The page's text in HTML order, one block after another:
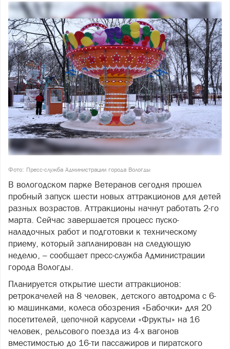
Фото: Пресс-служба Администрации города Вологды
В вологодском парке Ветеранов сегодня прошел
пробный запуск шести новых аттракционов для детей
разных возрастов. Аттракционы начнут работать 2-го
марта. Сейчас завершается процесс пуско-
наладочных работ и подготовки к техническому
приему, который запланирован на следующую
неделю, – сообщает пресс-служба Администрации
города Вологды.
Планируется открытие шести аттракционов:
ретрокачелей на 8 человек, детского автодрома с 6-
ю машинками, колеса обозрения «Бабочки» для 20
посетителей, цепочной карусели «Фрукты» на 16
человек, рельсового поезда из 4-х вагонов
вместимостью до 16-ти пассажиров и пиратского